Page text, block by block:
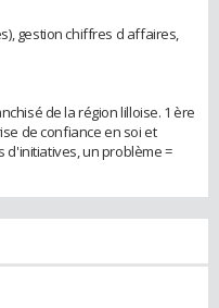
gestion chiffres d affaires,
de la région lilloise. 1 ère
de confiance en soi et
d'initiatives, un problème =